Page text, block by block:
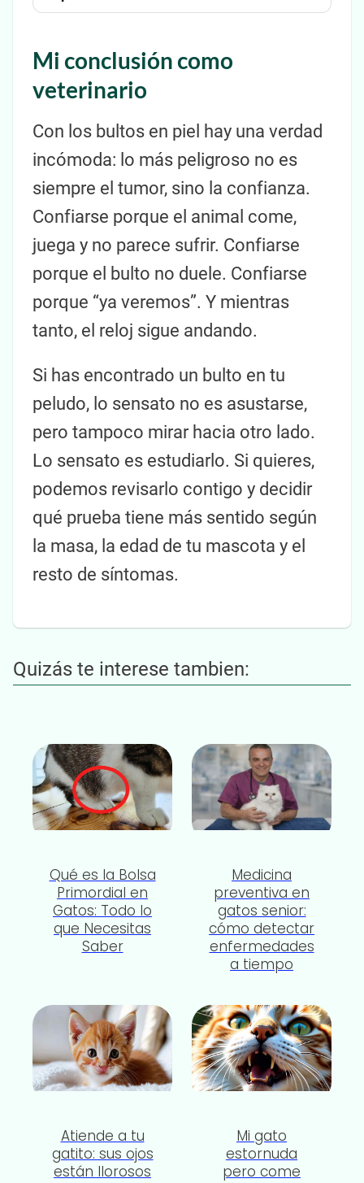
Mi conclusión como
veterinario
Con los bultos en piel hay una verdad
incómoda: lo más peligroso no es
siempre el tumor, sino la confianza.
Confiarse porque el animal come,
juega y no parece sufrir. Confiarse
porque el bulto no duele. Confiarse
porque “ya veremos”. Y mientras
tanto, el reloj sigue andando.
Si has encontrado un bulto en tu
peludo, lo sensato no es asustarse,
pero tampoco mirar hacia otro lado.
Lo sensato es estudiarlo. Si quieres,
podemos revisarlo contigo y decidir
qué prueba tiene más sentido según
la masa, la edad de tu mascota y el
resto de síntomas.
Quizás te interese tambien:
Qué es la Bolsa
Primordial en
Gatos: Todo lo
que Necesitas
Saber
Medicina
preventiva en
gatos senior:
cómo detectar
enfermedades
a tiempo
Atiende a tu
gatito: sus ojos
están llorosos
Mi gato
estornuda
pero come